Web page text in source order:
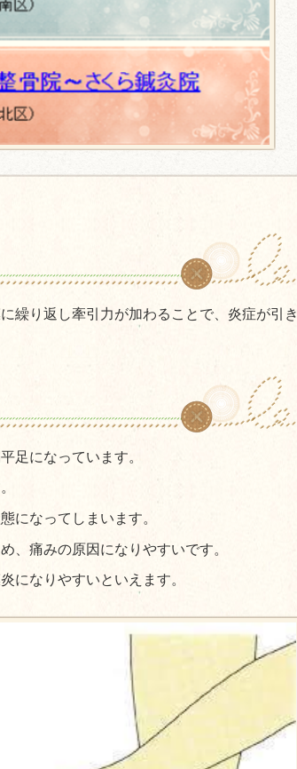
繰り返し牽引力が加わることで、炎症が引き
足になっています。
になってしまいます。
、痛みの原因になりやすいです。
になりやすいといえます。